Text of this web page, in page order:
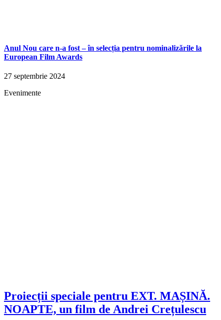
Anul Nou care n-a fost – în selecția pentru nominalizările la
European Film Awards
27 septembrie 2024
Evenimente
Proiecții speciale pentru EXT. MAȘINĂ.
NOAPTE, un film de Andrei Crețulescu